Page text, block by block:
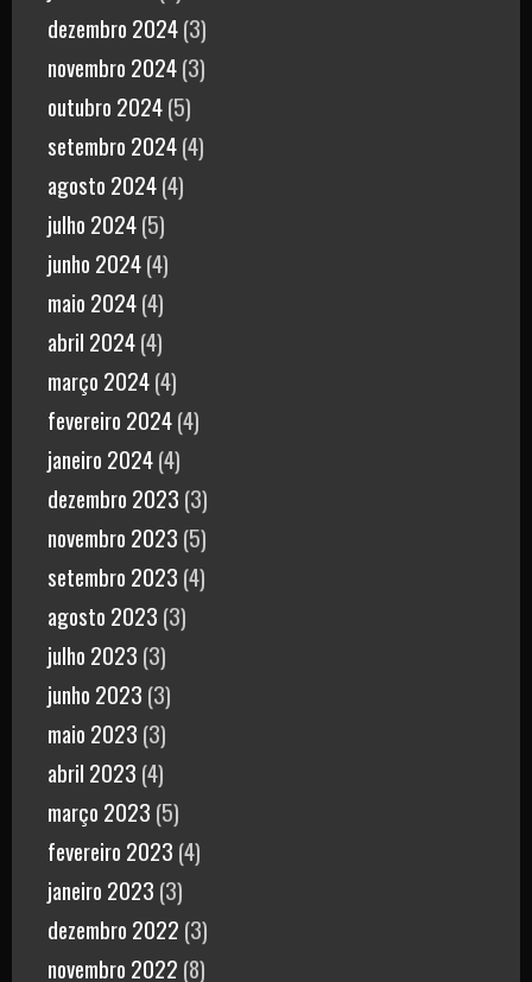
dezembro 2024(3)
novembro 2024(3)
outubro 2024(5)
setembro 2024(4)
agosto 2024(4)
julho 2024(5)
junho 2024(4)
maio 2024(4)
abril 2024(4)
março 2024(4)
fevereiro 2024(4)
janeiro 2024(4)
dezembro 2023 (3)
novembro 2023 (5)
setembro 2023 (4)
agosto 2023 (3)
julho 2023 (3)
junho 2023 (3)
maio 2023 (3)
abril 2023 (4)
março 2023 (5)
fevereiro 2023 (4)
janeiro 2023 (3)
dezembro 2022 (3)
novembro 2022 (8)